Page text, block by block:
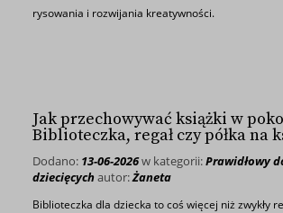
rysowania i rozwijania kreatywności.
Jak przechowywać książki w
Biblioteczka, regał czy półka na
Dodano: 13-06-2026w kategorii:Prawidłowy
dziecięcych autor:Żaneta
Biblioteczka dla dziecka to coś więcej niż zwykły